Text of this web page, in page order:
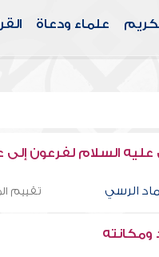
علماء ودعاة
السلام لفرعون إلى
الرسي تقييم
ومكانته